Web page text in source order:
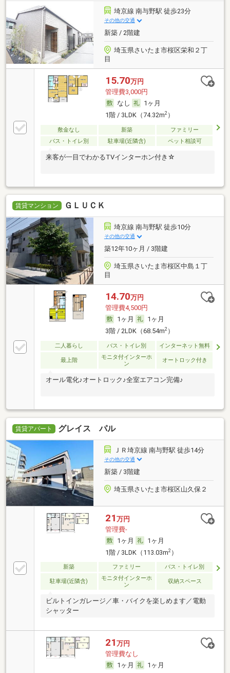
埼京線 南与野駅 徒歩23分
その他の交通
新築 / 2階建
埼玉県さいたま市桜区栄和２丁
目
15.70万円
管理費3,000円
なし
1ヶ月
1階 / 3LDK（74.32m2）
敷金なし 新築
ファミリー
バス・トイレ別
駐車場(近隣含) ペット相談可
来客が一目でわかるTVインターホン付き☆
賃貸マンション ＧＬＵＣＫ
埼京線 南与野駅 徒歩10分
その他の交通
築12年10ヶ月 / 3階建
埼玉県さいたま市桜区中島１丁
目
14.70万円
管理費4,500円
1ヶ月
1ヶ月
3階 / 2LDK（68.54m2）
二人暮らし バス・トイレ別 インターネット無料
最上階
モニタ付インターホ
ン
オートロック付き
オール電化♪オートロック♪全室エアコン完備♪
賃貸アパート グレイス パル
ＪＲ埼京線 南与野駅 徒歩14分
その他の交通
新築 / 3階建
埼玉県さいたま市桜区山久保２
21 万円
管理費-
1ヶ月
1ヶ月
1階 / 3LDK（113.03m2）
新築 ファミリー バス・トイレ別
駐車場(近隣含)
モニタ付インターホ
ン
収納スペース
ビルトインガレージ／車・バイクを楽しめます／電動
シャッター
21 万円
管理費なし
1ヶ月
1ヶ月